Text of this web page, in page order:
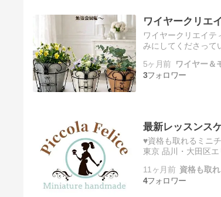
ワイヤークリエ
ワイヤークリエイテ
みにしてくださって
5ヶ月前 ワイヤー＆
3
最新レッスンス
♥資格も取れるミニ
東京 品川・大田区
11ヶ月前 資格も取
4